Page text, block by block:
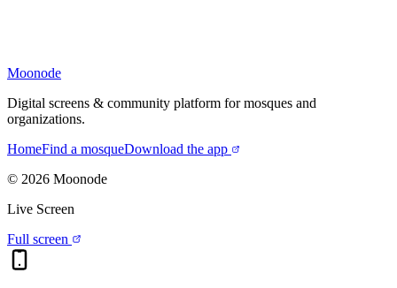
Moonode
Digital screens & community platform for mosques and
organizations.
HomeFind a mosqueDownload the app
© 2026 Moonode
Live Screen
Full screen